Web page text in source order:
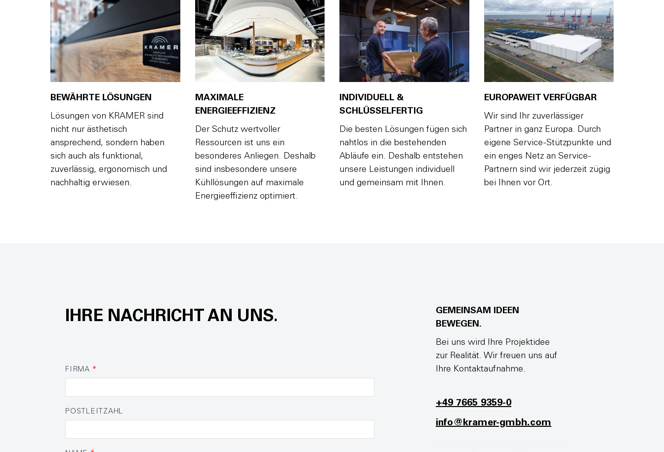
BEWÄHRTE LÖSUNGEN
Lösungen von KRAMER sind
nicht nur ästhetisch
ansprechend, sondern haben
sich auch als funktional,
zuverlässig, ergonomisch und
nachhaltig erwiesen.
MAXIMALE
ENERGIEEFFIZIENZ
Der Schutz wertvoller
Ressourcen ist uns ein
besonderes Anliegen. Deshalb
sind insbesondere unsere
Kühllösungen auf maximale
Energieeffizienz optimiert.
INDIVIDUELL &
SCHLÜSSELFERTIG
Die besten Lösungen fügen sich
nahtlos in die bestehenden
Abläufe ein. Deshalb entstehen
unsere Leistungen individuell
und gemeinsam mit Ihnen.
EUROPAWEIT VERFÜGBAR
Wir sind Ihr zuverlässiger
Partner in ganz Europa. Durch
eigene Service-Stützpunkte und
ein enges Netz an Service-
Partnern sind wir jederzeit zügig
bei Ihnen vor Ort.
IHRE NACHRICHT AN UNS.
FIRMA *
POSTLEITZAHL
GEMEINSAM IDEEN
BEWEGEN.
Bei uns wird Ihre Projektidee
zur Realität. Wir freuen uns auf
Ihre Kontaktaufnahme.
+49 7665 9359-0
info@kramer-gmbh.com